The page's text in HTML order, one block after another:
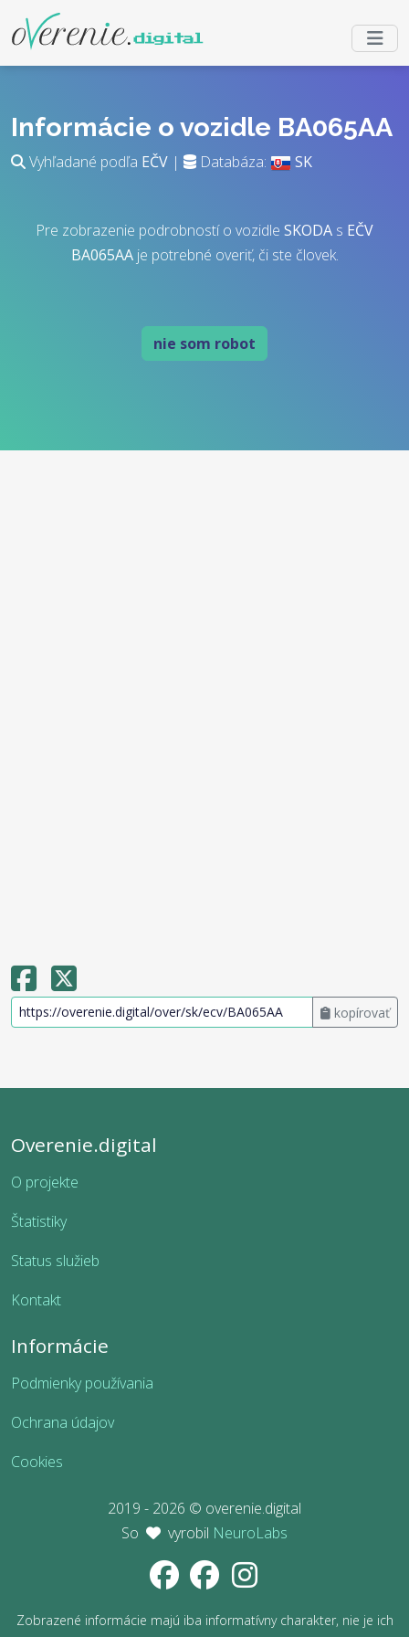
Informácie o vozidle BA065AA
Vyhľadané podľa EČV | Databáza: SK
Pre zobrazenie podrobností o vozidle SKODA s EČV
BA065AAje potrebné overiť, či ste človek.
nie som robot
kopírovať
Overenie.digital
O projekte
Štatistiky
Status služieb
Kontakt
Informácie
Podmienky používania
Ochrana údajov
Cookies
2019 - 2026 © overenie.digital
So
vyrobil NeuroLabs
Zobrazené informácie majú iba informatívny charakter, nie je ich